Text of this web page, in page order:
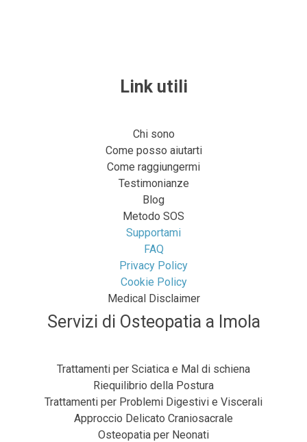
Link utili
Chi sono
Come posso aiutarti
Come raggiungermi
Testimonianze
Blog
Metodo SOS
Supportami
FAQ
Privacy Policy
Cookie Policy
Medical Disclaimer
Servizi di Osteopatia a Imola
Trattamenti per Sciatica e Mal di schiena
Riequilibrio della Postura
Trattamenti per Problemi Digestivi e Viscerali
Approccio Delicato Craniosacrale
Osteopatia per Neonati